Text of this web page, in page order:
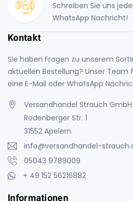
Schreiben Sie uns
WhatsApp Nachricht!
Kontakt
Sie haben Fragen zu unserem
aktuellen Bestellung? Unser
eine E-Mail oder WhatsApp
Versandhandel Strauch GmbH
Rodenberger Str. 1
31552 Apelern
info@versandhandel-
05043 9789009
+ 49 152 56216882
Informationen